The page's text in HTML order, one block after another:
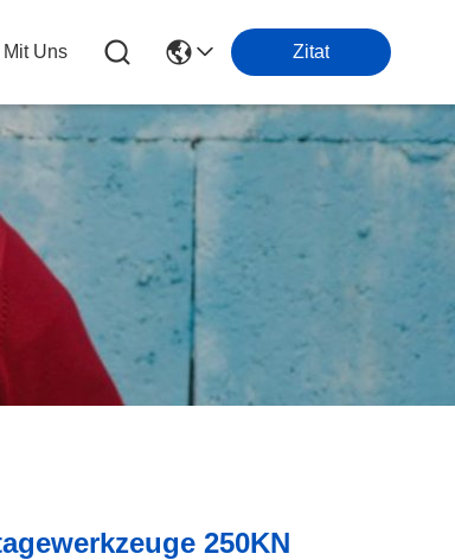
Mit Uns Zitat
250KN